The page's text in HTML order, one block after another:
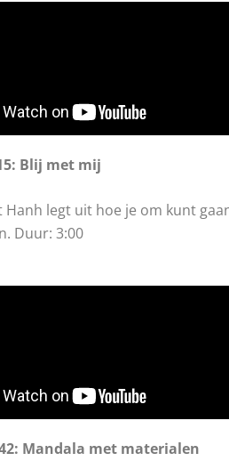
Blij met mij
Hanh legt uit hoe je om kunt
Duur: 3:00
Mandala met materialen